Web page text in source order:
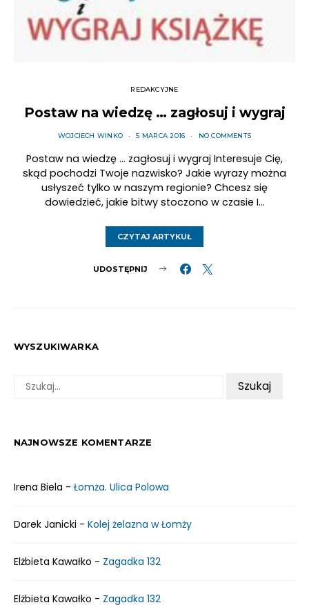
REDAKCYJNE
Postaw na wiedzę … zagłosuj i wygraj
WOJCIECH WINKO 5 MARCA 2016 NO COMMENTS
Postaw na wiedzę … zagłosuj i wygraj Interesuje Cię,
skąd pochodzi Twoje nazwisko? Jakie wyrazy można
usłyszeć tylko w naszym regionie? Chcesz się
dowiedzieć, jakie bitwy stoczono w czasie I…
CZYTAJ ARTYKUŁ
UDOSTĘPNIJ
WYSZUKIWARKA
NAJNOWSZE KOMENTARZE
Irena Biela - Łomża. Ulica Polowa
Darek Janicki - Kolej żelazna w Łomży
Elżbieta Kawałko - Zagadka 132
Elżbieta Kawałko - Zagadka 132